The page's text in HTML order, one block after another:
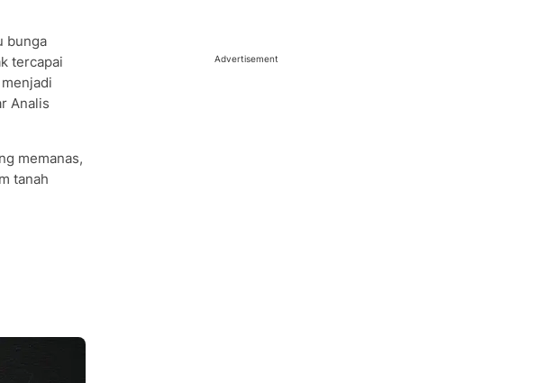
bunga
tercapai
Analis
memanas,
tanah
Advertisement